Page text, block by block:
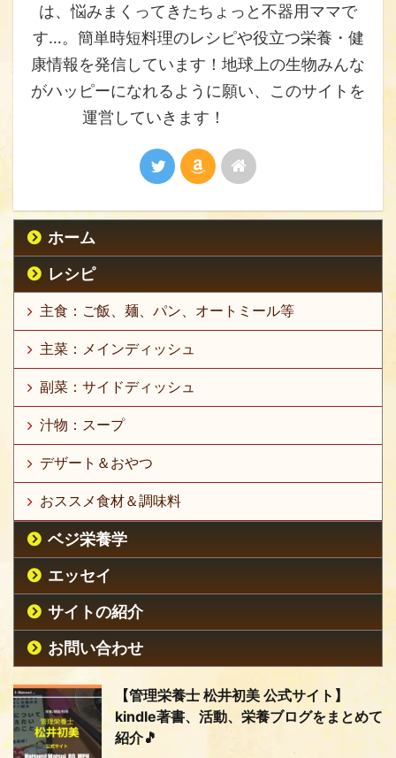
は、悩みまくってきたちょっと不器用ママで
す…。簡単時短料理のレシピや役立つ栄養・健
康情報を発信しています！地球上の生物みんな
がハッピーになれるように願い、このサイトを
運営していきます！
ホーム
レシピ
主食：ご飯、麺、パン、オートミール等
主菜：メインディッシュ
副菜：サイドディッシュ
汁物：スープ
デザート＆おやつ
おススメ食材＆調味料
ベジ栄養学
エッセイ
サイトの紹介
お問い合わせ
【管理栄養士 松井初美 公式サイト】
kindle著書、活動、栄養ブログをまとめて
紹介🎵